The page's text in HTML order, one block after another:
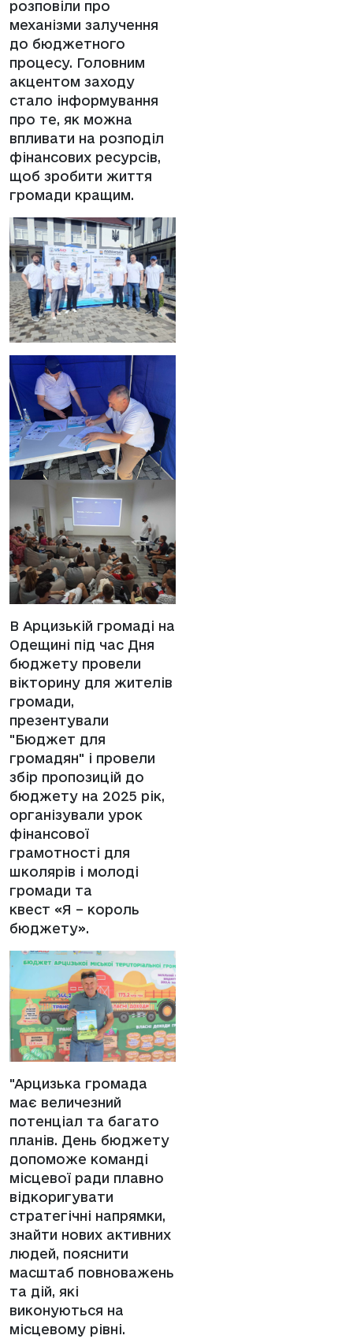
розповіли про
механізми залучення
до бюджетного
процесу. Головним
акцентом заходу
стало інформування
про те, як можна
впливати на розподіл
фінансових ресурсів,
щоб зробити життя
громади кращим.
В Арцизькій громаді на
Одещині під час Дня
бюджету провели
вікторину для жителів
громади,
презентували
"Бюджет для
громадян" і провели
збір пропозицій до
бюджету на 2025 рік,
організували урок
фінансової
грамотності для
школярів і молоді
громади та
квест «Я – король
бюджету».
"Арцизька громада
має величезний
потенціал та багато
планів. День бюджету
допоможе команді
місцевої ради плавно
відкоригувати
стратегічні напрямки,
знайти нових активних
людей, пояснити
масштаб повноважень
та дій, які
виконуються на
місцевому рівні.